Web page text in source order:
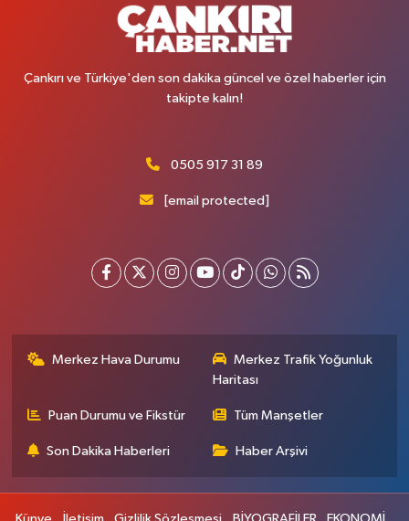
Çankırı ve Türkiye'den son dakika güncel ve özel haberler için
takipte kalın!
0505 917 31 89
[email protected]
Merkez Hava Durumu
Merkez Trafik Yoğunluk
Haritası
Puan Durumu ve Fikstür Tüm Manşetler
Son Dakika Haberleri Haber Arşivi